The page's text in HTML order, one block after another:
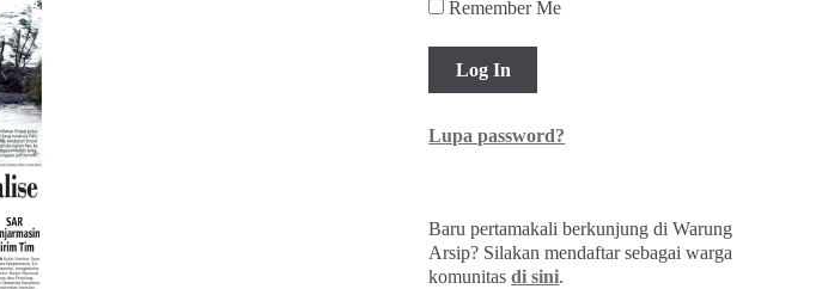
Remember Me
Lupa password?
Baru pertamakali berkunjung di Warung
Arsip? Silakan mendaftar sebagai warga
komunitasdi sini.